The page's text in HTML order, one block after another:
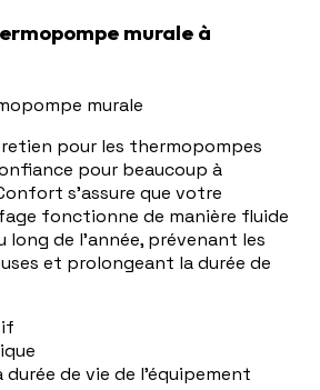
murale à
murale
pour les thermopompes
pour beaucoup à
s'assure que votre
fonctionne de manière fluide
de l'année, prévenant les
et prolongeant la durée de
de vie de l'équipement